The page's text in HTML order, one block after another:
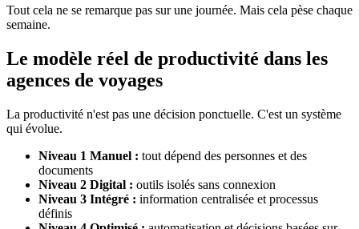
Tout cela ne se remarque pas sur une journée. Mais cela pèse chaque
semaine.
Le modèle réel de productivité dans les
agences de voyages
La productivité n'est pas une décision ponctuelle. C'est un système
qui évolue.
Niveau 1 Manuel : tout dépend des personnes et des
documents
Niveau 2 Digital : outils isolés sans connexion
Niveau 3 Intégré : information centralisée et processus
définis